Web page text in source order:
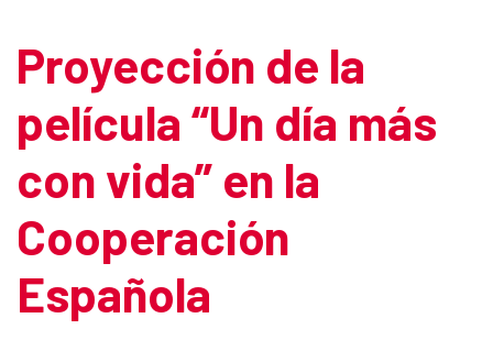
Proyección de la
película “Un día más
con vida” en la
Cooperación
Española